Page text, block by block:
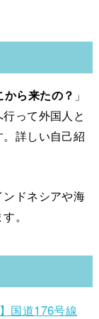
から来たの？ 」
って外国人と
詳しい自己紹
ドネシアや海
。
国道176号線